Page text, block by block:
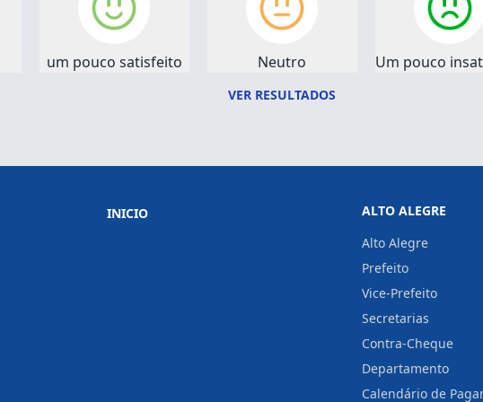
um pouco satisfeito Neutro Um pouco
VER RESULTADOS
INICIO
ALTO ALEGRE
Alto Alegre
Prefeito
Vice-Prefeito
Secretarias
Contra-Cheque
Departamento
Calendário de